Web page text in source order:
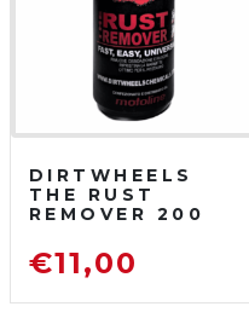
DIRTWHEELS
THE RUST
REMOVER 200
DISOSSIDANTE
RIMUOVI
€11,00